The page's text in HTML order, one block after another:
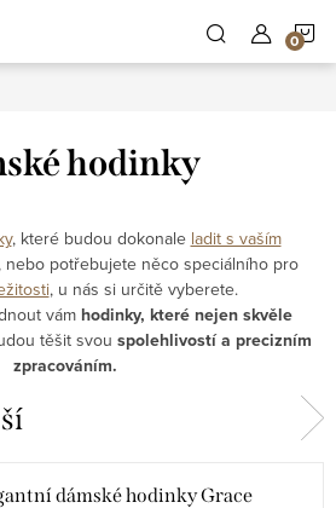
hodinky
, které budou dokonale ladit s vaším
, nebo potřebujete něco speciálního pro
, u nás si určitě vyberete.
vám hodinky, které nejen skvěle
těšit svou spolehlivostí a precizním
zpracováním.
dámské hodinky Grace